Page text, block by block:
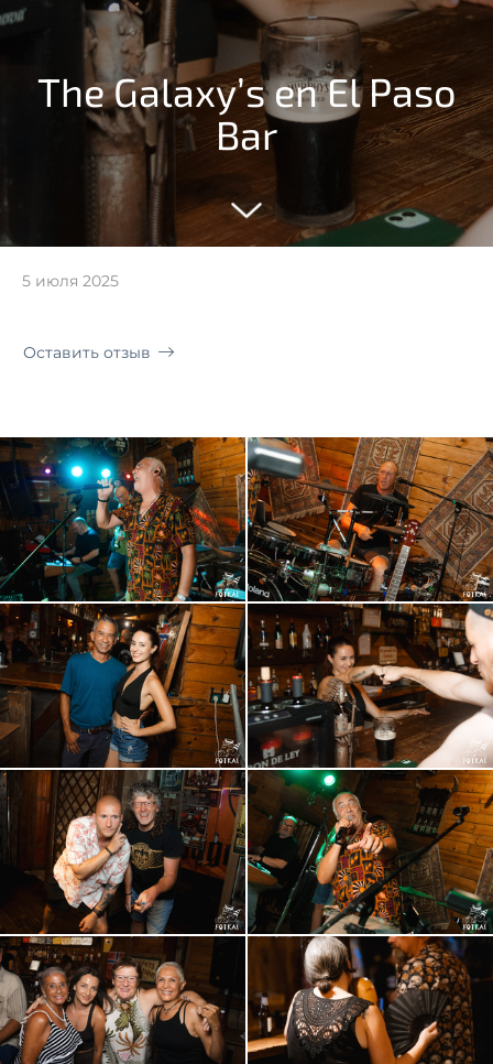
The Galaxy’s en El Paso
Bar
5 июля 2025
Оставить отзыв